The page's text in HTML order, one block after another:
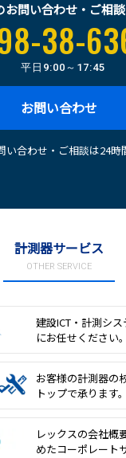
お問い合わせ・ご相
38-
平日 9:00～17:45
お問い合わせ
い合わせ・ご相談は24時
計測器サービス
OTHER SERVICE
建設ICT・計測シ
にお任せください。
お客様の計測器の
トップで承ります。
レックスの会社概
めたコーポレート